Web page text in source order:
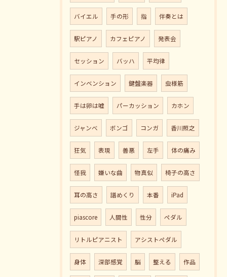
バイエル 手の形 指 伴奏とは
駅ピアノ カフェピアノ 発表会
セッション バッハ 平均律
インベンション 鍵盤楽器 虫様筋
手は卵は嘘 パーカッション カホン
ジャンべ ボンゴ コンガ 香川照之
狂気 表現 善悪 左手 体の痛み
怪我 嫌いな曲 物真似 椅子の高さ
耳の高さ 譜めくり 本番 iPad
piascore 人間性 性分 ペダル
リトルピアニスト アシストペダル
身体 深部感覚 脳 整える 作品